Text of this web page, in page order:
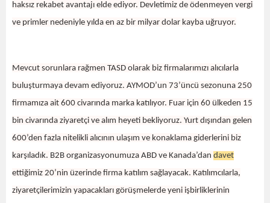
haksız rekabet avantajı elde ediyor. Devletimiz de ödenmeyen vergi
ve primler nedeniyle yılda en az bir milyar dolar kayba uğruyor.
Mevcut sorunlara rağmen TASD olarak biz firmalarımızı alıcılarla
buluşturmaya devam ediyoruz. AYMOD’un 73’üncü sezonuna 250
firmamıza ait 600 civarında marka katılıyor. Fuar için 60 ülkeden 15
bin civarında ziyaretçi ve alım heyeti bekliyoruz. Yurt dışından gelen
600’den fazla nitelikli alıcının ulaşım ve konaklama giderlerini biz
karşıladık. B2B organizasyonumuza ABD ve Kanada’dan davet
ettiğimiz 20’nin üzerinde firma katılım sağlayacak. Katılımcılarla,
ziyaretçilerimizin yapacakları görüşmelerde yeni işbirliklerinin